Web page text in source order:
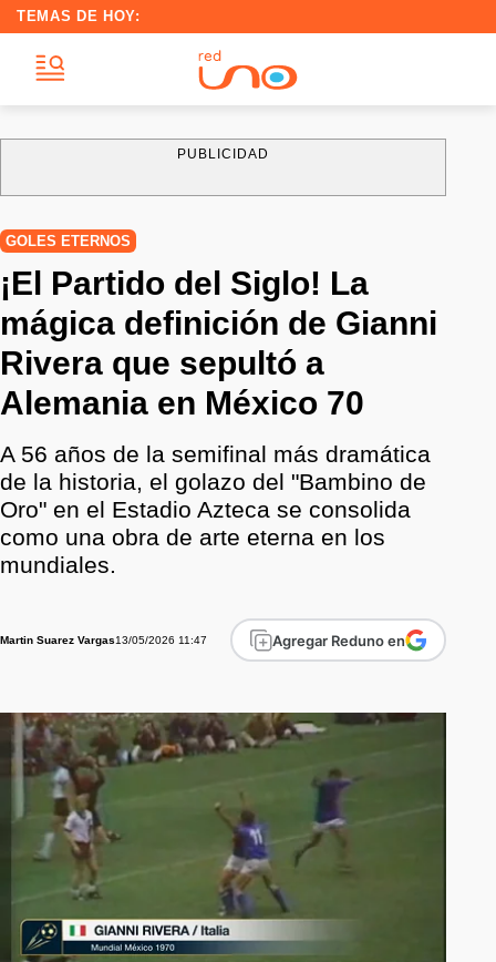
TEMAS DE HOY:
PUBLICIDAD
GOLES ETERNOS
¡El Partido del Siglo! La
mágica definición de Gianni
Rivera que sepultó a
Alemania en México 70
A 56 años de la semifinal más dramática
de la historia, el golazo del "Bambino de
Oro" en el Estadio Azteca se consolida
como una obra de arte eterna en los
mundiales.
Martin Suarez Vargas13/05/2026 11:47 Agregar Reduno en